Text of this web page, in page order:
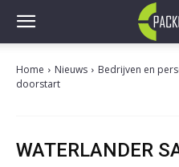
Home Nieuws Bedrijven en
doorstart
WATERLANDER